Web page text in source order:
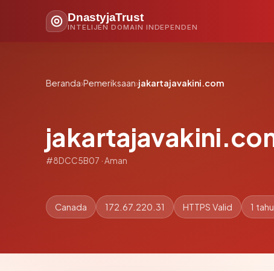
DnastyjaTrust
INTELIJEN DOMAIN INDEPENDEN
Beranda›Pemeriksaan›jakartajavakini.com
#8DCC5B07 · Aman
Canada 172.67.220.31 HTTPS Valid 1